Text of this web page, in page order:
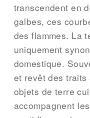
transcendent en
galbes, ces
des flammes. La
uniquement
domestique.
et revêt des traits
objets de terre
accompagnent